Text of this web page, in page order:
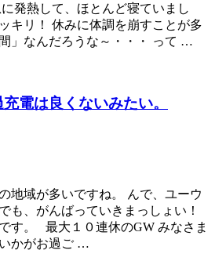
発熱して、ほとんど寝ていまし
キリ！ 休みに体調を崩すことが多
」なんだろうな～・・・ って …
電は良くないみたい。
地域が多いですね。 んで、ユーウ
も、がんばっていきまっしょい！
す。 最大１０連休のGW みなさま
かがお過ご …